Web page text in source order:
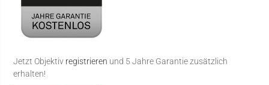
Jetzt Objektiv registrieren und 5 Jahre Garantie zusätzlich
erhalten!